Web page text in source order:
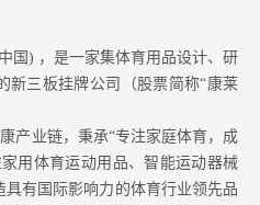
国) ，是一家集体育用品设计、研
新三板挂牌公司（股票简称“康莱
产业链，秉承“专注家庭体育，成
用体育运动用品、智能运动器械
有国际影响力的体育行业领先品